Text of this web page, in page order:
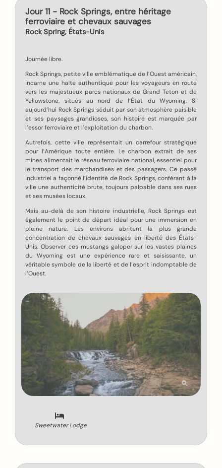
Jour 11 - Rock Springs, entre héritage
ferroviaire et chevaux sauvages
Rock Spring, États-Unis
Journée libre.
Rock Springs, petite ville emblématique de l’Ouest américain,
incarne une halte authentique pour les voyageurs en route
vers les majestueux parcs nationaux de Grand Teton et de
Yellowstone, situés au nord de l’État du Wyoming. Si
aujourd’hui Rock Springs séduit par son atmosphère paisible
et ses paysages grandioses, son histoire est marquée par
l’essor ferroviaire et l’exploitation du charbon.
Autrefois, cette ville représentait un carrefour stratégique
pour l’Amérique toute entière. Le charbon extrait de ses
mines alimentait le réseau ferroviaire national, essentiel pour
le transport des marchandises et des passagers. Ce passé
industriel a façonné l’identité de Rock Springs, conférant à la
ville une authenticité brute, toujours palpable dans ses rues
et ses musées locaux.
Mais au-delà de son histoire industrielle, Rock Springs est
également le point de départ idéal pour une immersion en
pleine nature. Les environs abritent la plus grande
concentration de chevaux sauvages en liberté des États-
Unis. Observer ces mustangs galoper sur les vastes plaines
du Wyoming est une expérience rare et saisissante, un
véritable symbole de la liberté et de l’esprit indomptable de
l’Ouest.
Sweetwater Lodge